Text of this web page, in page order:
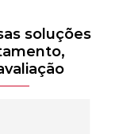
soluções